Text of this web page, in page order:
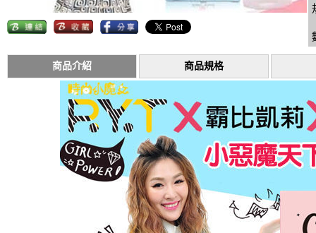
商品介紹 商品規格